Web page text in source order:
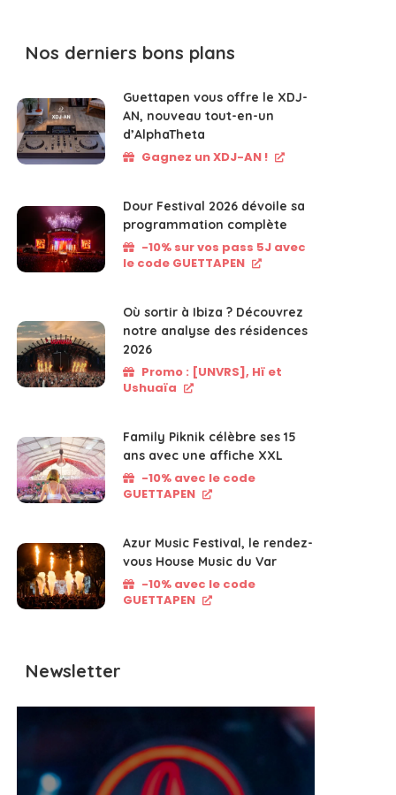
Nos derniers bons plans
Guettapen vous offre le XDJ-
AN, nouveau tout-en-un
d’AlphaTheta
Gagnez un XDJ-AN !
Dour Festival 2026 dévoile sa
programmation complète
-10% sur vos pass 5J avec
le code GUETTAPEN
Où sortir à Ibiza ? Découvrez
notre analyse des résidences
2026
Promo : [UNVRS], Hï et
Ushuaïa
Family Piknik célèbre ses 15
ans avec une affiche XXL
-10% avec le code
GUETTAPEN
Azur Music Festival, le rendez-
vous House Music du Var
-10% avec le code
GUETTAPEN
Newsletter